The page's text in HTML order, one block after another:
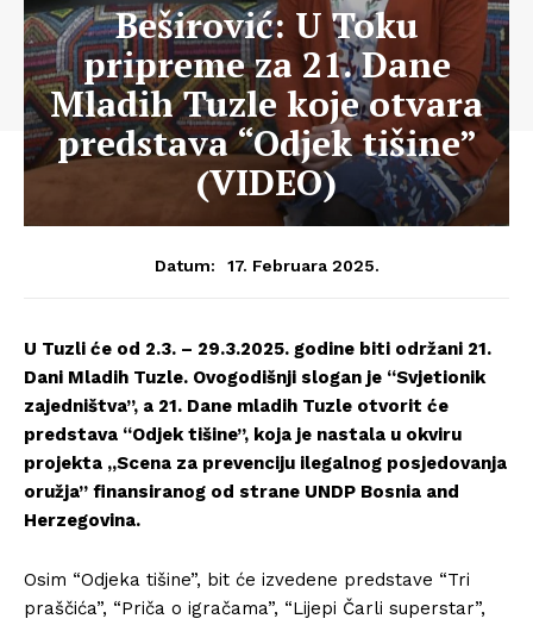
Beširović: U Toku
pripreme za 21. Dane
Mladih Tuzle koje otvara
predstava “Odjek tišine”
(VIDEO)
Datum: 17. Februara 2025.
U Tuzli će od 2.3. – 29.3.2025. godine biti održani 21.
Dani Mladih Tuzle. Ovogodišnji slogan je “Svjetionik
zajedništva”, a 21. Dane mladih Tuzle otvorit će
predstava “Odjek tišine”, koja je nastala u okviru
projekta „Scena za prevenciju ilegalnog posjedovanja
oružja” finansiranog od strane UNDP Bosnia and
Herzegovina.
Osim “Odjeka tišine”, bit će izvedene predstave “Tri
praščića”, “Priča o igračama”, “Lijepi Čarli superstar”,